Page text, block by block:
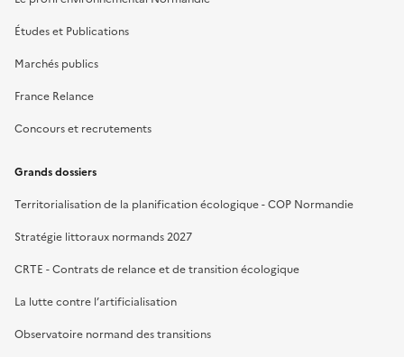
Études et Publications
Marchés publics
France Relance
Concours et recrutements
Grands dossiers
Territorialisation de la planification écologique - COP Normandie
Stratégie littoraux normands 2027
CRTE - Contrats de relance et de transition écologique
La lutte contre l’artificialisation
Observatoire normand des transitions